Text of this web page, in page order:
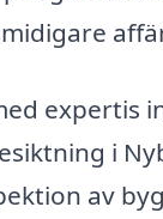
expertis
i
av